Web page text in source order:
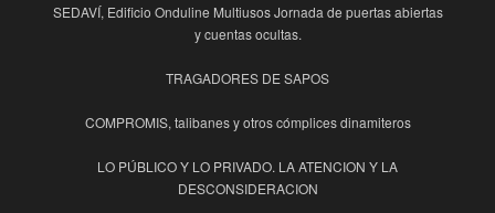
SEDAVÍ, Edificio Onduline Multiusos Jornada de puertas abiertas
y cuentas ocultas.
TRAGADORES DE SAPOS
COMPROMIS, talibanes y otros cómplices dinamiteros
LO PÚBLICO Y LO PRIVADO. LA ATENCION Y LA
DESCONSIDERACION